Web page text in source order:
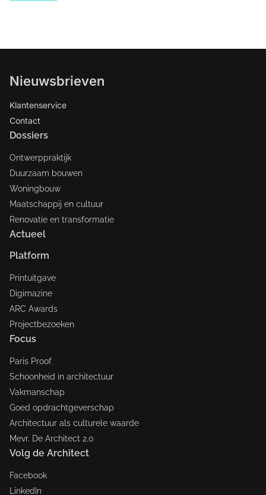
Nieuwsbrieven
Klantenservice
Contact
Dossiers
Ontwerppraktijk
Duurzaam bouwen
Woningbouw
Maatschappij en cultuur
Renovatie en transformatie
Actueel
Platform
Printuitgave
Digimazine
ARC Awards
Projectbezoeken
Focus
Paris Proof
Schoonheid in architectuur
Vakmanschap
Goed opdrachtgeverschap
Architectuur als culturele waarde
Mevr. De Architect 2.0
Volg de Architect
Facebook
LinkedIn